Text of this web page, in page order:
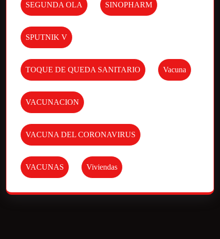
SEGUNDA OLA SINOPHARM
SPUTNIK V
TOQUE DE QUEDA SANITARIO Vacuna
VACUNACION
VACUNA DEL CORONAVIRUS
VACUNAS Viviendas